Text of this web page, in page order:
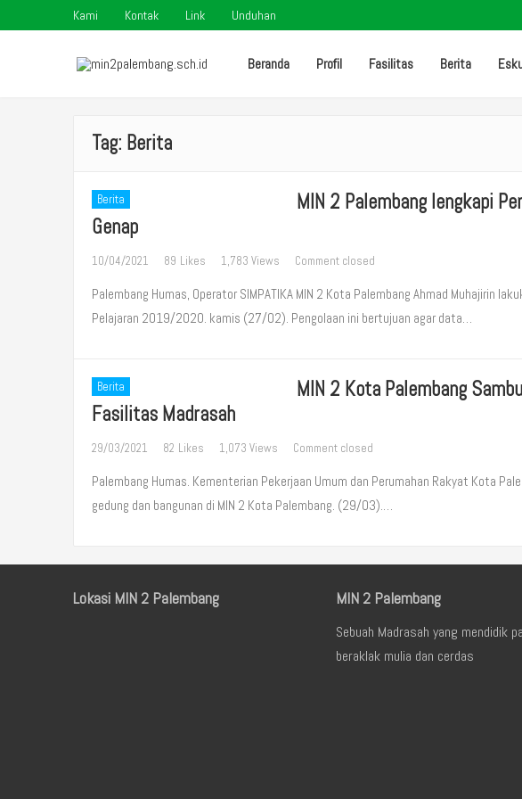
Kami Kontak Link Unduhan
Beranda Profil Fasilitas Berita
Tag: Berita
Berita
MIN 2 Palembang lengkapi
Genap
10/04/2021 89 Likes 1,783 Views Comment closed
Palembang Humas, Operator SIMPATIKA MIN 2 Kota Palembang Ahmad Muhajirin
Pelajaran 2019/2020. kamis (27/02). Pengolaan ini bertujuan agar data…
Berita
MIN 2 Kota Palembang
Fasilitas Madrasah
29/03/2021 82 Likes 1,073 Views Comment closed
Palembang Humas. Kementerian Pekerjaan Umum dan Perumahan Rakyat Kota
gedung dan bangunan di MIN 2 Kota Palembang. (29/03).…
Lokasi MIN 2 Palembang MIN 2 Palembang
Sebuah Madrasah yang mendidik
beraklak mulia dan cerdas